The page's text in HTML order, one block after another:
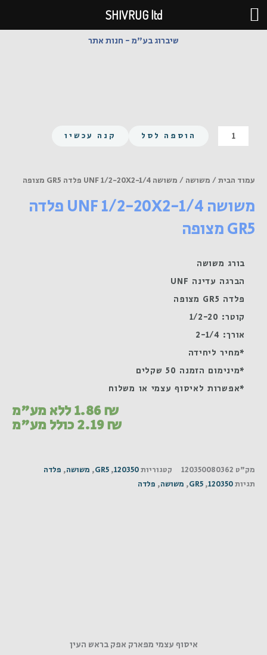
דילוג
לתוכן
שיברוג בע"מ - חנות אתר
כמות
של
20X2-
פלדה
מצופה
הוספה לסל קנה עכשיו
עמוד הבית/ משושה / משושה UNF 1/2-20X2-1/4 פלדה GR5 מצופה
משושה UNF 1/2-20X2-1/4 פלדה
GR5 מצופה
בורג משושה
הברגה עדינה UNF
פלדה GR5 מצופה
קוטר: 1/2-20
אורך: 2-1/4
*מחיר ליחידה
*מינימום הזמנה 50 שקלים
*אפשרות לאיסוף עצמי או משלוח
1.86₪ ללא מע"מ
2.19₪ כולל מע"מ
מק"ט 120350080362 קטגוריות120350
,
GR5
, משושה, פלדה
תגיות120350
,
GR5
, משושה, פלדה
איסוף עצמי מפארק אפק בראש העין
SHIVRUG ltd